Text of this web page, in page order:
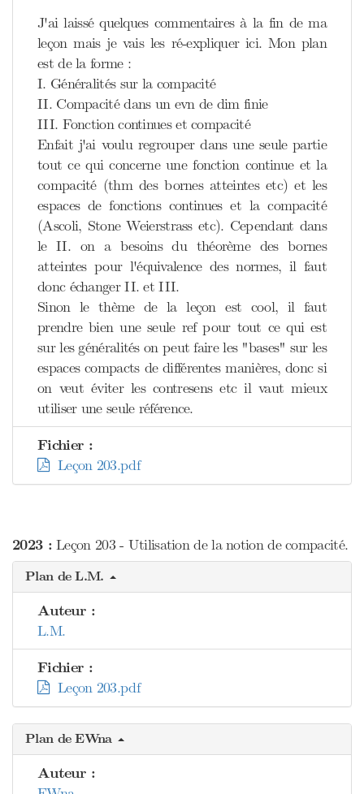
J'ai laissé quelques commentaires à la fin de ma
leçon mais je vais les ré-expliquer ici. Mon plan
est de la forme :
I. Généralités sur la compacité
II. Compacité dans un evn de dim finie
III. Fonction continues et compacité
Enfait j'ai voulu regrouper dans une seule partie
tout ce qui concerne une fonction continue et la
compacité (thm des bornes atteintes etc) et les
espaces de fonctions continues et la compacité
(Ascoli, Stone Weierstrass etc). Cependant dans
le II. on a besoins du théorème des bornes
atteintes pour l'équivalence des normes, il faut
donc échanger II. et III.
Sinon le thème de la leçon est cool, il faut
prendre bien une seule ref pour tout ce qui est
sur les généralités on peut faire les "bases" sur les
espaces compacts de différentes manières, donc si
on veut éviter les contresens etc il vaut mieux
utiliser une seule référence.
Fichier :
Leçon 203.pdf
2023 :Leçon 203 - Utilisation de la notion de compacité.
Plan de L.M.
Auteur :
L.M.
Fichier :
Leçon 203.pdf
Plan de EWna
Auteur :